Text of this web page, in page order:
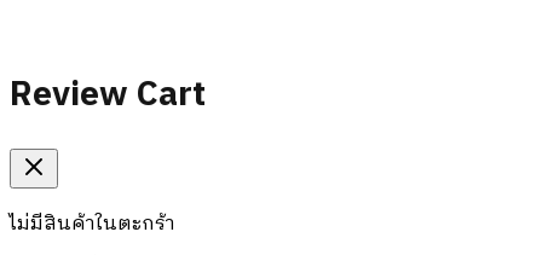
Review Cart
ไม่มีสินค้าในตะกร้า